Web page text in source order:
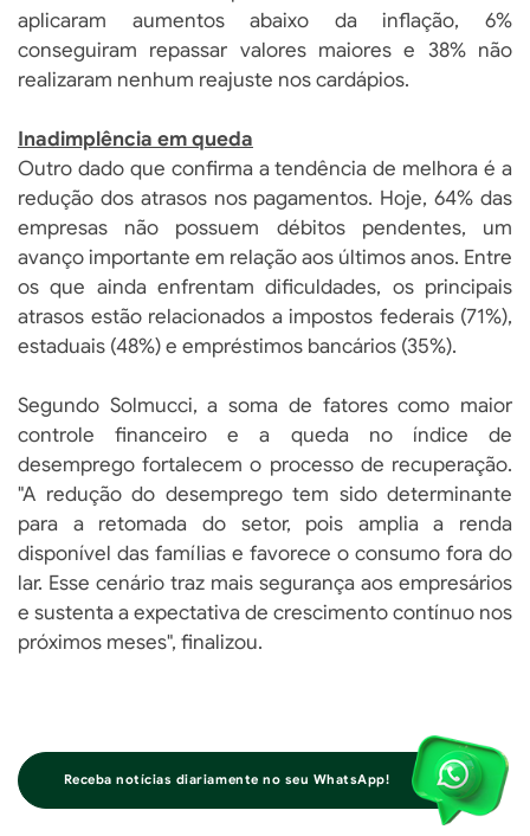
aplicaram aumentos abaixo da inflação, 6%
conseguiram repassar valores maiores e 38% não
realizaram nenhum reajuste nos cardápios.
Inadimplência em queda
Outro dado que confirma a tendência de melhora é a
redução dos atrasos nos pagamentos. Hoje, 64% das
empresas não possuem débitos pendentes, um
avanço importante em relação aos últimos anos. Entre
os que ainda enfrentam dificuldades, os principais
atrasos estão relacionados a impostos federais (71%),
estaduais (48%) e empréstimos bancários (35%).
Segundo Solmucci, a soma de fatores como maior
controle financeiro e a queda no índice de
desemprego fortalecem o processo de recuperação.
"A redução do desemprego tem sido determinante
para a retomada do setor, pois amplia a renda
disponível das famílias e favorece o consumo fora do
lar. Esse cenário traz mais segurança aos empresários
e sustenta a expectativa de crescimento contínuo nos
próximos meses", finalizou.
Receba notícias diariamente no seu WhatsApp!